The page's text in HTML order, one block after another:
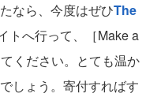
なら、今度はぜひThe
トへ行って、［Make a
ください。とても温か
しょう。寄付すればす